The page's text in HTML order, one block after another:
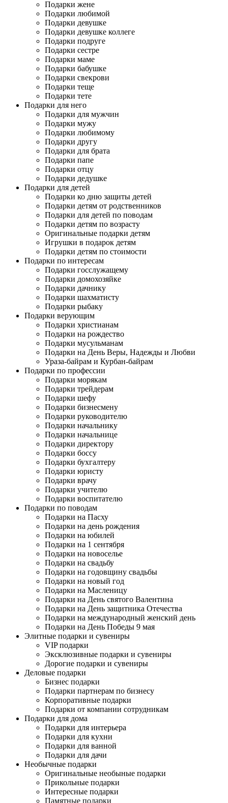
Подарки жене
Подарки любимой
Подарки девушке
Подарки девушке коллеге
Подарки подруге
Подарки сестре
Подарки маме
Подарки бабушке
Подарки свекрови
Подарки теще
Подарки тете
Подарки для него
Подарки для мужчин
Подарки мужу
Подарки любимому
Подарки другу
Подарки для брата
Подарки папе
Подарки отцу
Подарки дедушке
Подарки для детей
Подарки ко дню защиты детей
Подарки детям от родственников
Подарки для детей по поводам
Подарки детям по возрасту
Оригинальные подарки детям
Игрушки в подарок детям
Подарки детям по стоимости
Подарки по интересам
Подарки госслужащему
Подарки домохозяйке
Подарки дачнику
Подарки шахматисту
Подарки рыбаку
Подарки верующим
Подарки христианам
Подарки на рождество
Подарки мусульманам
Подарки на День Веры, Надежды и Любви
Ураза-байрам и Курбан-байрам
Подарки по профессии
Подарки морякам
Подарки трейдерам
Подарки шефу
Подарки бизнесмену
Подарки руководителю
Подарки начальнику
Подарки начальнице
Подарки директору
Подарки боссу
Подарки бухгалтеру
Подарки юристу
Подарки врачу
Подарки учителю
Подарки воспитателю
Подарки по поводам
Подарки на Пасху
Подарки на день рождения
Подарки на юбилей
Подарки на 1 сентября
Подарки на новоселье
Подарки на свадьбу
Подарки на годовщину свадьбы
Подарки на новый год
Подарки на Масленицу
Подарки на День святого Валентина
Подарки на День защитника Отечества
Подарки на международный женский день
Подарки на День Победы 9 мая
Элитные подарки и сувениры
VIP подарки
Эксклюзивные подарки и сувениры
Дорогие подарки и сувениры
Деловые подарки
Бизнес подарки
Подарки партнерам по бизнесу
Корпоративные подарки
Подарки от компании сотрудникам
Подарки для дома
Подарки для интерьера
Подарки для кухни
Подарки для ванной
Подарки для дачи
Необычные подарки
Оригинальные необыные подарки
Прикольные подарки
Интересные подарки
Памятные подарки